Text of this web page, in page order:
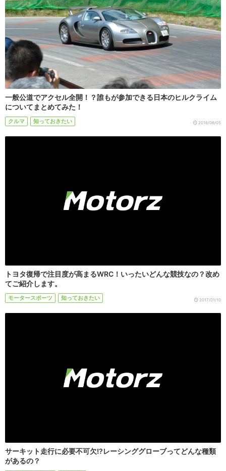
一般公道でアクセル全開！？誰もが参加できる日本のヒルクライム
についてまとめてみた！
クルマ 知っておきたい 2016/06/05
トヨタ復帰で注目度が高まるWRC！いったいどんな競技なの？改め
てご紹介します。
モータースポーツ 知っておきたい 2017/01/10
サーキット走行に必要不可欠!?レーシンググローブってどんな種類
があるの？